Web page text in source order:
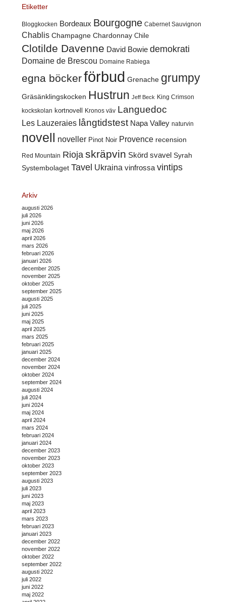
Etiketter
Bloggkocken Bordeaux Bourgogne Cabernet Sauvignon
Chablis Champagne Chardonnay Chile
Clotilde Davenne David Bowie demokrati
Domaine de Brescou Domaine Rabiega
egna böckerförbud Grenache grumpy
Gräsänklingskocken Hustrun Jeff Beck King Crimson
kockskolan kortnovell Kronos väv Languedoc
Les Lauzeraies långtidstest Napa Valley naturvin
novell noveller Pinot Noir Provence recension
Red Mountain Rioja skräpvin Skörd svavel Syrah
Systembolaget Tavel Ukraina vinfrossa vintips
Arkiv
augusti 2026
juli 2026
juni 2026
maj 2026
april 2026
mars 2026
februari 2026
januari 2026
december 2025
november 2025
oktober 2025
september 2025
augusti 2025
juli 2025
juni 2025
maj 2025
april 2025
mars 2025
februari 2025
januari 2025
december 2024
november 2024
oktober 2024
september 2024
augusti 2024
juli 2024
juni 2024
maj 2024
april 2024
mars 2024
februari 2024
januari 2024
december 2023
november 2023
oktober 2023
september 2023
augusti 2023
juli 2023
juni 2023
maj 2023
april 2023
mars 2023
februari 2023
januari 2023
december 2022
november 2022
oktober 2022
september 2022
augusti 2022
juli 2022
juni 2022
maj 2022